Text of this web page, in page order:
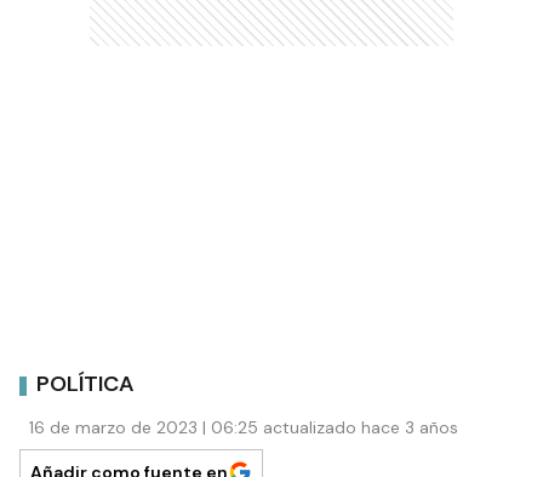
POLÍTICA
16 de marzo de 2023 | 06:25 actualizado hace 3 años
Añadir como fuente en